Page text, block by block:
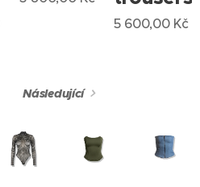
5 600,00Kč
Následující